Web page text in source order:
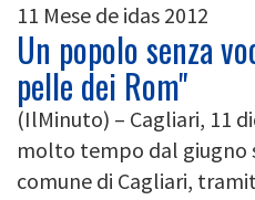
11 Mese de idas 2012
Un popolo senza
pelle dei Rom"
(IlMinuto) – Cagliari, 11
molto tempo dal giugno
comune di Cagliari,